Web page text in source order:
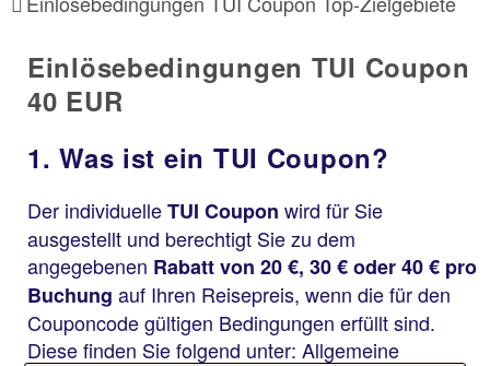
Einlösebedingungen TUI Coupon
40 EUR
1. Was ist ein TUI Coupon?
Der individuelleTUI Coupon wird für Sie
ausgestellt und berechtigt Sie zu dem
angegebenen Rabatt von 20 €, 30 € oder 40 € pro
Buchung auf Ihren Reisepreis, wenn die für den
Couponcode gültigen Bedingungen erfüllt sind.
Diese finden Sie folgend unter: Allgemeine